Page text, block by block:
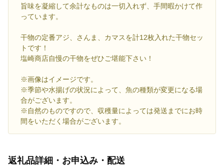
旨味を凝縮して余計なものは一切入れず、手間暇かけて作
っています。
干物の定番アジ、さんま、カマスを計12枚入れた干物セッ
トです！
塩崎商店自慢の干物をぜひご堪能下さい！
※画像はイメージです。
※季節や水揚げの状況によって、魚の種類が変更になる場
合がございます。
※自然のものですので、収穫量によっては発送までにお時
間をいただく場合がございます。
返礼品詳細・お申込み・配送